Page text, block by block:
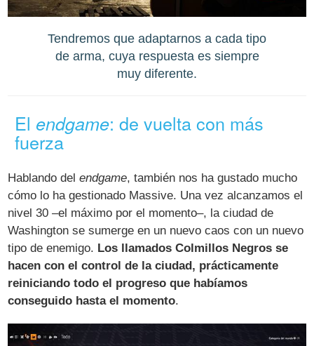
Tendremos que adaptarnos a cada tipo
de arma, cuya respuesta es siempre
muy diferente.
El endgame: de vuelta con más
fuerza
Hablando delendgame, también nos ha gustado mucho
cómo lo ha gestionado Massive. Una vez alcanzamos el
nivel 30 –el máximo por el momento–, la ciudad de
Washington se sumerge en un nuevo caos con un nuevo
tipo de enemigo. Los llamados Colmillos Negros se
hacen con el control de la ciudad, prácticamente
reiniciando todo el progreso que habíamos
conseguido hasta el momento.